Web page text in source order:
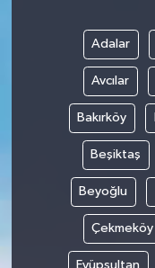
Adalar
Avcılar
Bakırköy
Beşiktaş
Beyoğlu
Çekmeköy
Eyüpsultan